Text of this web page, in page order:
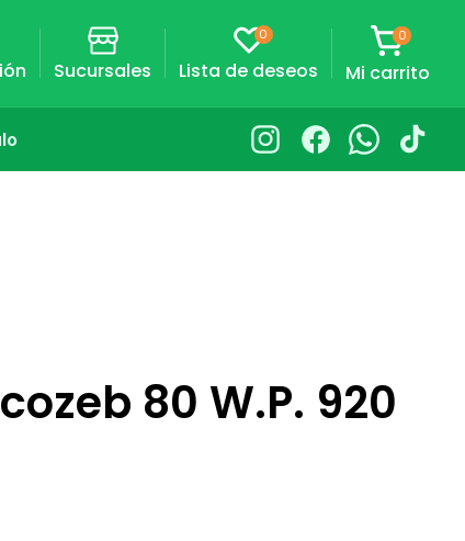
Sucursales
0
Lista de deseos
Carrito
0
0
artículos
Mi carrito
InstagramFacebookWhatsapp
TikTok
80 W.P. 920